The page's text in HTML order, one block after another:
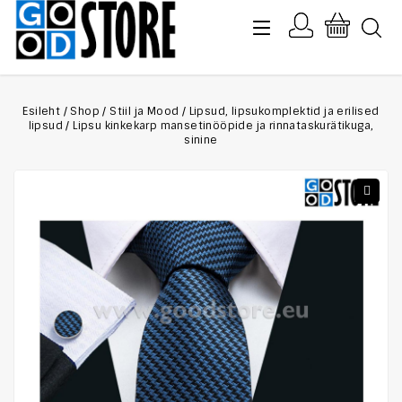
Esileht / Shop / Stiil ja Mood / Lipsud, lipsukomplektid ja erilised
lipsud /Lipsu kinkekarp mansetinööpide ja rinnataskurätikuga,
sinine